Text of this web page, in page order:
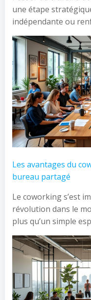
une étape
indépendante ou
Les avantages du
bureau partagé
Le coworking s’est
révolution dans le
plus qu’un simple